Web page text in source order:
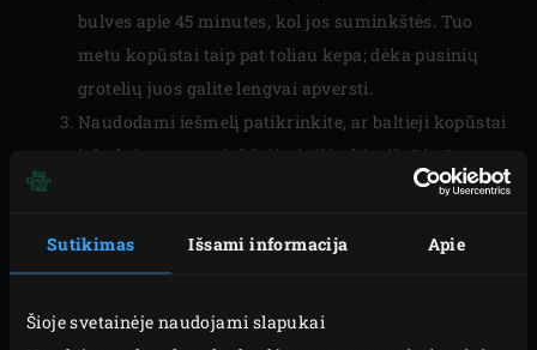
Sutikimas Išsami informacija Apie
Šioje svetainėje naudojami slapukai
bulves apie 45 minutes, kol jos suminkštės. Tuo
metu kopūstai taip pat toliau kepa; dėka pusinių
grotelių juos galite lengvai apversti.
Naudodami iešmelį patikrinkite, ar baltieji kopūstai
ir bulvės yra suminkštėję, ir išimkite iš „Big Green
ant krepšelio uždėkite pilnas nerūdijančio plieno
„EGG“ dangtį ir įkaitinkite iki 200 °C.